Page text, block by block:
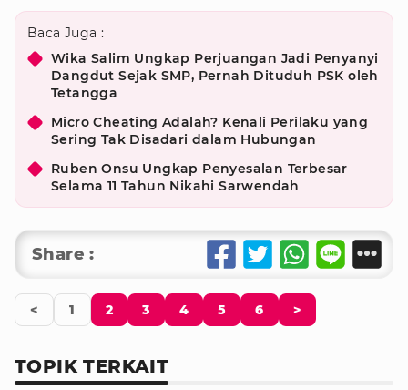
Baca Juga :
Wika Salim Ungkap Perjuangan Jadi Penyanyi
Dangdut Sejak SMP, Pernah Dituduh PSK oleh
Tetangga
Micro Cheating Adalah? Kenali Perilaku yang
Sering Tak Disadari dalam Hubungan
Ruben Onsu Ungkap Penyesalan Terbesar
Selama 11 Tahun Nikahi Sarwendah
Share :
< 1 2 3 4 5 6 >
TOPIK TERKAIT